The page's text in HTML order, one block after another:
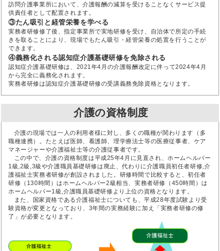
訪問介護事業所において、介護報酬の減算を受けることなくサービス提
供責任者として配置されます。
③たん吸引と経管栄養を学べる
実務者研修修了後、指定事業所で実地研修を受け、自治体で所定の手続
きを取ることにより、現場でもたん吸引・経管栄養の処置を行うことが
できます。
④義務化される認知症介護基礎研修を免除される
認知症介護基礎研修は、2021年4月の介護報酬改定に伴って2024年4月
から完全に義務化されます。
実務者研修は認知症介護基礎研修の受講義務免除資格となります。
介護の資格制度
介護の現場では一人の利用者様に対し、多くの職種が関わります（多
職種連携）。たとえば医師、看護師、理学療法士等の医療従事者、ケア
マネージャーや介護福祉士等の介護従事者です。
この中で、介護の資格制度は平成25年4月に見直され、ホームヘルパー
1級,2級,3級や介護職員基礎研修は廃止、代わりに介護職員初任者研修,介
護福祉士実務者研修が創設されました。研修時間で比較すると、初任者
研修（130時間）はホームヘルパー2級相当、実務者研修（450時間）は
ホームヘルパー1級,介護職員基礎研修より上位の資格となります。
また、国家資格である介護福祉士についても、平成28年度試験より受
験資格が変更となっており、3年間の実務経験に加え「実務者研修の修
了」が必要となります。